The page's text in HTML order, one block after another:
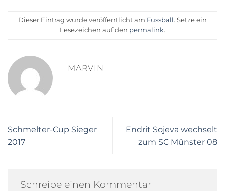
Dieser Eintrag wurde veröffentlicht am Fussball. Setze ein
Lesezeichen auf den permalink.
MARVIN
Schmelter-Cup Sieger
2017
Endrit Sojeva wechselt
zum SC Münster 08
Schreibe einen Kommentar